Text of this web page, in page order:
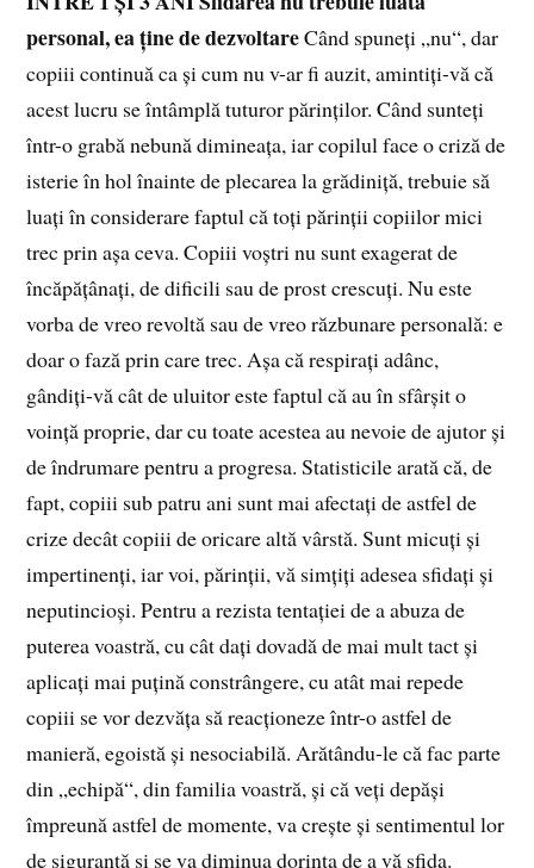
personal, ea ține de dezvoltareCând spuneți „nu“, dar
copiii continuă ca și cum nu v-ar fi auzit, amintiți-vă că
acest lucru se întâmplă tuturor părinților. Când sunteți
într-o grabă nebună dimineața, iar copilul face o criză de
isterie în hol înainte de plecarea la grădiniță, trebuie să
luați în considerare faptul că toți părinții copiilor mici
trec prin așa ceva. Copiii voștri nu sunt exagerat de
încăpățânați, de dificili sau de prost crescuți. Nu este
vorba de vreo revoltă sau de vreo răzbunare personală: e
doar o fază prin care trec. Așa că respirați adânc,
gândiți-vă cât de uluitor este faptul că au în sfârșit o
voință proprie, dar cu toate acestea au nevoie de ajutor și
de îndrumare pentru a progresa. Statisticile arată că, de
fapt, copiii sub patru ani sunt mai afectați de astfel de
crize decât copiii de oricare altă vârstă. Sunt micuți și
impertinenți, iar voi, părinții, vă simțiți adesea sfidați și
neputincioși. Pentru a rezista tentației de a abuza de
puterea voastră, cu cât dați dovadă de mai mult tact și
aplicați mai puțină constrângere, cu atât mai repede
copiii se vor dezvăța să reacționeze într-o astfel de
manieră, egoistă și nesociabilă. Arătându-le că fac parte
din „echipă“, din familia voastră, și că veți depăși
împreună astfel de momente, va crește și sentimentul lor
de siguranță și se va diminua dorința de a vă sfida.